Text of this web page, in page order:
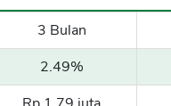
3 Bulan
2.49%